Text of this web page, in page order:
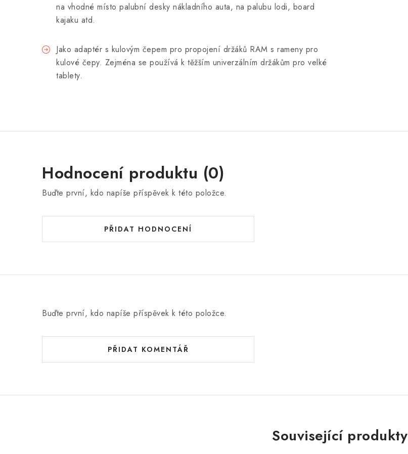
na vhodné místo palubní desky nákladního auta, na palubu lodi, board
kajaku atd.
Jako adaptér s kulovým čepem pro propojení držáků RAM s rameny pro
kulové čepy. Zejména se používá k těžším univerzálním držákům pro velké
tablety.
Hodnocení produktu (0)
Buďte první, kdo napíše příspěvek k této položce.
PŘIDAT HODNOCENÍ
Buďte první, kdo napíše příspěvek k této položce.
PŘIDAT KOMENTÁŘ
Související produkty